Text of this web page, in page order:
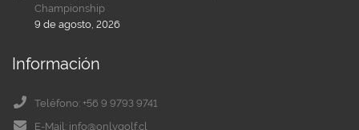
Championship
9 de agosto, 2026
Información
Teléfono: +56 9 9793 9741
E-Mail: info@onlygolf.cl